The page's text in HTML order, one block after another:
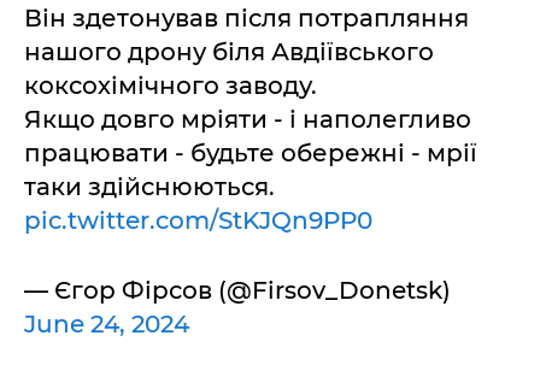
Він здетонував після потрапляння
нашого дрону біля Авдіївського
коксохімічного заводу.
Якщо довго мріяти - і наполегливо
працювати - будьте обережні - мрії
таки здійснюються.
pic.twitter.com/StKJQn9PP0
— Єгор Фірсов (@Firsov_Donetsk)
June 24, 2024